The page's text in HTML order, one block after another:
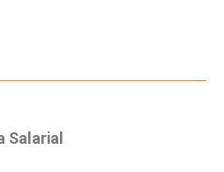
Salarial